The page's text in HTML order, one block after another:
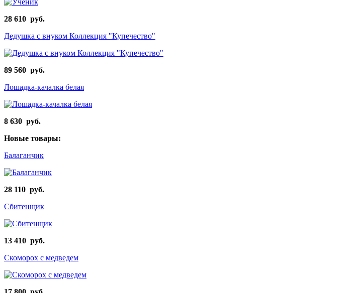
28 610 руб.
Дедушка с внуком Коллекция "Купечество"
89 560 руб.
Лошадка-качалка белая
8 630 руб.
Новые товары:
Балаганчик
28 110 руб.
Сбитенщик
13 410 руб.
Скоморох с медведем